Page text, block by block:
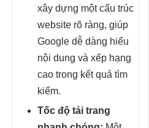
xây dựng một cấu trúc
website rõ ràng, giúp
Google dễ dàng hiểu
nội dung và xếp hạng
cao trong kết quả tìm
kiếm.
Tốc độ tải trang